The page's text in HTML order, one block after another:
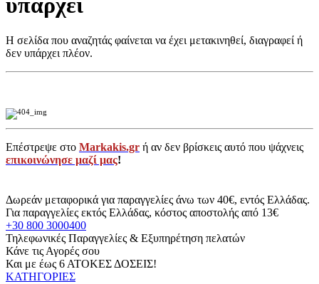
υπάρχει
Η σελίδα που αναζητάς φαίνεται να έχει μετακινηθεί, διαγραφεί ή
δεν υπάρχει πλέον.
Επέστρεψε στο Markakis.gr ή αν δεν βρίσκεις αυτό που ψάχνεις
επικοινώνησε μαζί μας!
Δωρεάν μεταφορικά για παραγγελίες άνω των 40€, εντός Ελλάδας.
Για παραγγελίες εκτός Ελλάδας, κόστος αποστολής από 13€
+30 800 3000400
Τηλεφωνικές Παραγγελίες & Εξυπηρέτηση πελατών
Κάνε τις Αγορές σου
Και με έως 6 ΑΤΟΚΕΣ ΔΟΣΕΙΣ!
ΚΑΤΗΓΟΡΙΕΣ